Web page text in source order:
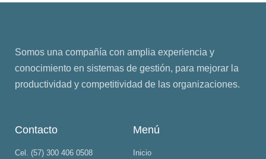
Somos una compañía con amplia experiencia y
conocimiento en sistemas de gestión, para mejorar la
productividad y competitividad de las organizaciones.
Contacto
Cel. (57) 300 406 0508
Menú
Inicio